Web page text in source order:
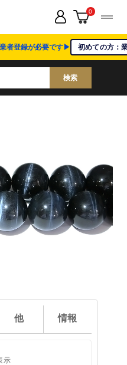
者登録が必要です▶ 初めての方：
検索
0
他 情報
示